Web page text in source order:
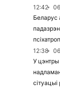
12:42
Беларус
12:38
У цэнтры